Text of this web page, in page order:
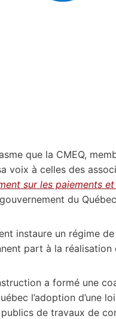
que la CMEQ,
voix à celles des
sur les paiements
du
instaure un régime
part à la
a formé une
l’adoption d’une
de travaux de